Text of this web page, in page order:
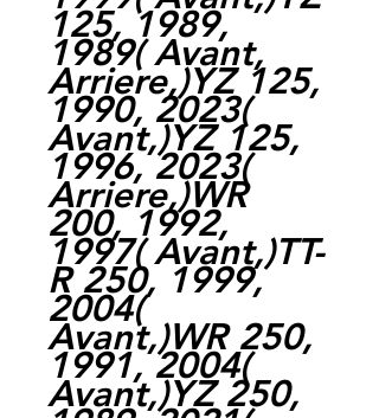
125, 1989,
1989( Avant,
Arriere,)YZ 125,
1990, 2023(
Avant,)YZ 125,
1996, 2023(
Arriere,)WR
200, 1992,
1997( Avant,)TT-
R 250, 1999,
2004(
Avant,)WR 250,
1991, 2004(
Avant,)YZ 250,